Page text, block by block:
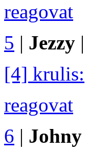
reagovat
5 | Jezzy |
[4] krulis:
reagovat
6 | Johny